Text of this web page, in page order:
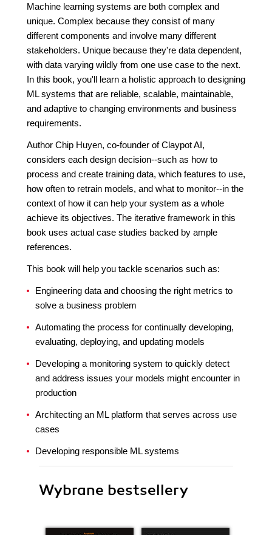
Machine learning systems are both complex and
unique. Complex because they consist of many
different components and involve many different
stakeholders. Unique because they're data dependent,
with data varying wildly from one use case to the next.
In this book, you'll learn a holistic approach to designing
ML systems that are reliable, scalable, maintainable,
and adaptive to changing environments and business
requirements.
Author Chip Huyen, co-founder of Claypot AI,
considers each design decision--such as how to
process and create training data, which features to use,
how often to retrain models, and what to monitor--in the
context of how it can help your system as a whole
achieve its objectives. The iterative framework in this
book uses actual case studies backed by ample
references.
This book will help you tackle scenarios such as:
Engineering data and choosing the right metrics to
solve a business problem
Automating the process for continually developing,
evaluating, deploying, and updating models
Developing a monitoring system to quickly detect
and address issues your models might encounter in
production
Architecting an ML platform that serves across use
cases
Developing responsible ML systems
Wybrane bestsellery